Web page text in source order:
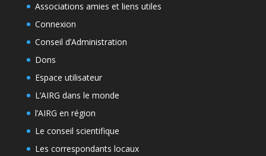
Associations amies et liens utiles
Connexion
Conseil d’Administration
Dons
Espace utilisateur
L’AIRG dans le monde
l’AIRG en région
Le conseil scientifique
Les correspondants locaux